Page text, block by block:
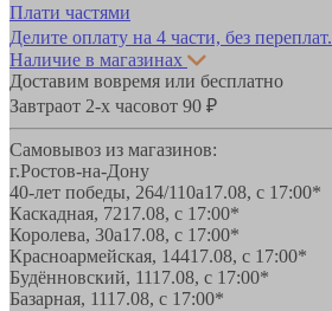
Плати частями
Делите оплату на 4 части, без переплат.
Наличие в магазинах
Доставим вовремя или бесплатно
Завтраот 2-х часовот 90 ₽
Самовывоз из магазинов:
г.Ростов-на-Дону
40-лет победы, 264/110а17.08, с 17:00*
Каскадная, 7217.08, с 17:00*
Королева, 30а17.08, с 17:00*
Красноармейская, 14417.08, с 17:00*
Будённовский, 1117.08, с 17:00*
Базарная, 1117.08, с 17:00*